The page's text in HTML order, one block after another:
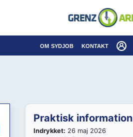
om sydjob kontakt
Praktisk information
Indrykket: 26 maj 2026